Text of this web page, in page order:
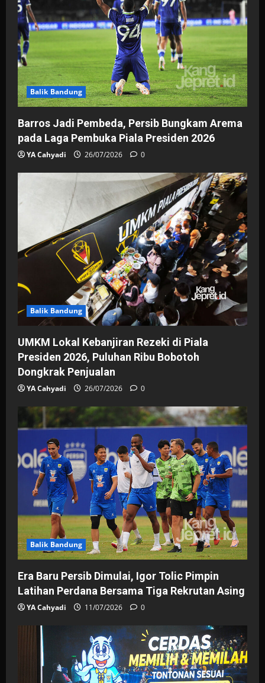
Balik Bandung
Barros Jadi Pembeda, Persib Bungkam Arema
pada Laga Pembuka Piala Presiden 2026
YA Cahyadi 26/07/2026 0
Balik Bandung
UMKM Lokal Kebanjiran Rezeki di Piala
Presiden 2026, Puluhan Ribu Bobotoh
Dongkrak Penjualan
YA Cahyadi 26/07/2026 0
Balik Bandung
Era Baru Persib Dimulai, Igor Tolic Pimpin
Latihan Perdana Bersama Tiga Rekrutan Asing
YA Cahyadi 11/07/2026 0